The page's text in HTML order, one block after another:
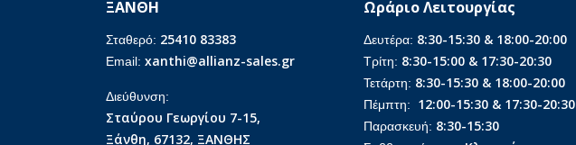
ΞΑΝΘΗ
Σταθερό: 25410 83383
Email: xanthi@allianz-sales.gr
Διεύθυνση:
Σταύρου Γεωργίου 7-15,
Ξάνθη, 67132, ΞΑΝΘΗΣ
Ωράριο Λειτουργίας
Δευτέρα: 8:30-15:30 & 18:00-20:00
Τρίτη: 8:30-15:00 & 17:30-20:30
Τετάρτη: 8:30-15:30 & 18:00-20:00
Πέμπτη: 12:00-15:30 & 17:30-20:30
Παρασκευή: 8:30-15:30